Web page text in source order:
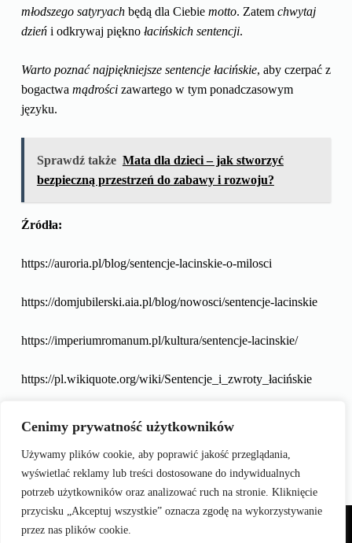
Cenimy prywatność użytkowników
Używamy plików cookie, aby poprawić jakość przeglądania,
wyświetlać reklamy lub treści dostosowane do indywidualnych
potrzeb użytkowników oraz analizować ruch na stronie. Kliknięcie
przycisku „Akceptuj wszystkie” oznacza zgodę na wykorzystywanie
przez nas plików cookie.
młodszego satyryachbędą dla Ciebie motto. Zatem chwytaj
dzieńi odkrywaj piękno łacińskich sentencji.
Warto poznać najpiękniejsze sentencje łacińskie, aby czerpać z
bogactwa mądrościzawartego w tym ponadczasowym
języku.
Sprawdź także Mata dla dzieci – jak stworzyć
bezpieczną przestrzeń do zabawy i rozwoju?
Źródła:
https://auroria.pl/blog/sentencje-lacinskie-o-milosci
https://domjubilerski.aia.pl/blog/nowosci/sentencje-lacinskie
https://imperiumromanum.pl/kultura/sentencje-lacinskie/
https://pl.wikiquote.org/wiki/Sentencje_i_zwroty_łacińskie
e/freeText
Wszystkie prawa zastrzeżone © 2026